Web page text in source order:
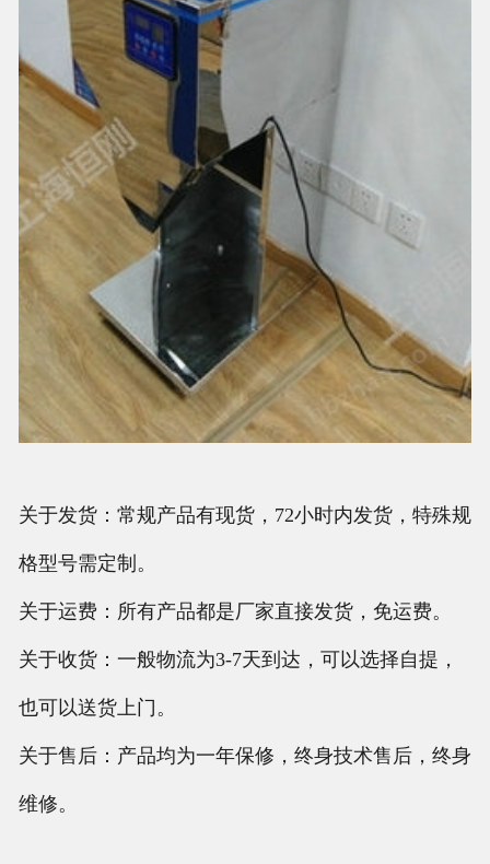
关于发货：常规产品有现货，72小时内发货，特殊规
格型号需定制。
关于运费：所有产品都是厂家直接发货，免运费。
关于收货：一般物流为3-7天到达，可以选择自提，
也可以送货上门。
关于售后：产品均为一年保修，终身技术售后，终身
维修。